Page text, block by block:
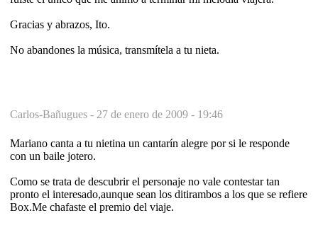
Gracias y abrazos, Ito.
No abandones la música, transmítela a tu nieta.
Carlos-Bañugues - 27 de enero de 2009 - 19:46
Mariano canta a tu nietina un cantarín alegre por si le responde
con un baile jotero.
Como se trata de descubrir el personaje no vale contestar tan
pronto el interesado,aunque sean los ditirambos a los que se refiere
Box.Me chafaste el premio del viaje.